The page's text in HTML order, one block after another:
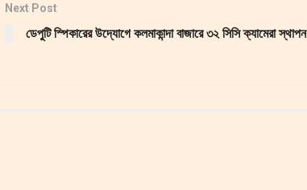
Next Post
ডেপুটি স্পিকারের উদ্যোগে কলমাকান্দা বাজারে ৩২ সিসি ক্যামেরা স্থাপন